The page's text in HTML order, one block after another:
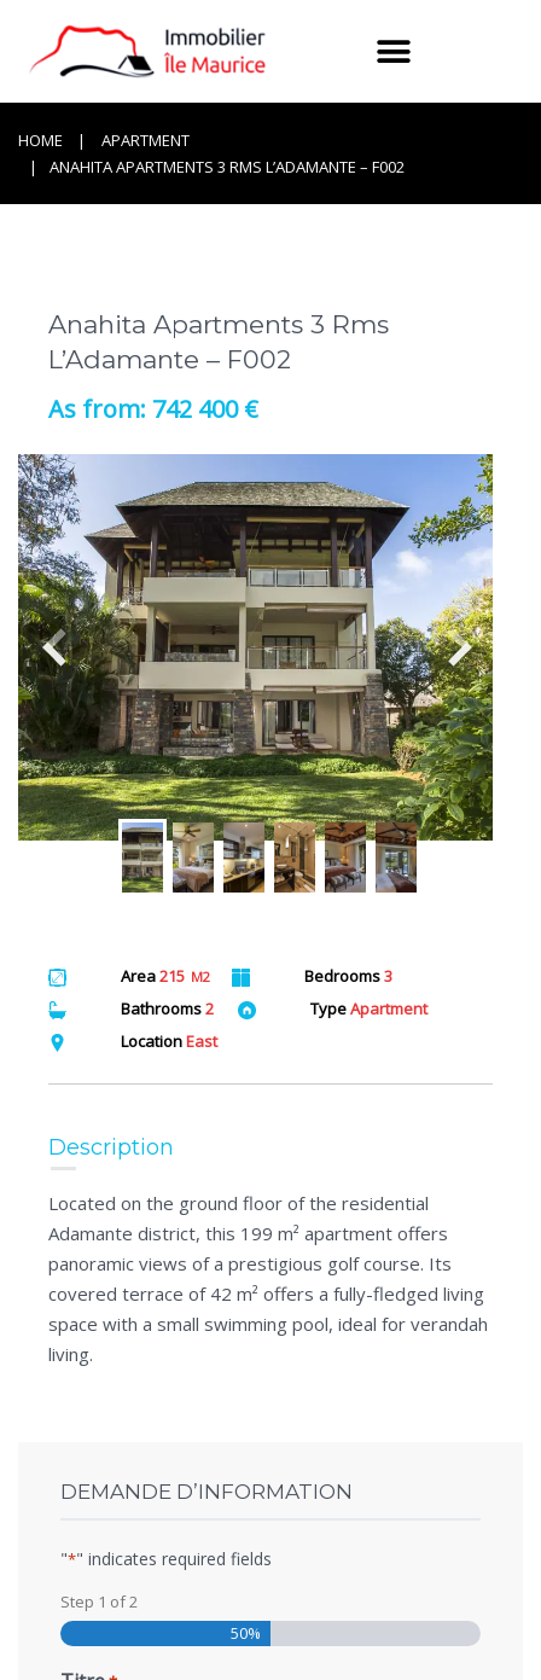
HOME
APARTMENT
ANAHITA APARTMENTS 3 RMS L’ADAMANTE – F002
Anahita Apartments 3 Rms
L’Adamante – F002
742 400 €
Area215 M2 Bedrooms3
Bathrooms2 TypeApartment
LocationEast
Description
Located on the ground floor of the residential
Adamante district, this 199 m² apartment offers
panoramic views of a prestigious golf course. Its
covered terrace of 42 m² offers a fully-fledged living
space with a small swimming pool, ideal for verandah
living.
DEMANDE D’INFORMATION
"*" indicates required fields
Step 1 of2
50%